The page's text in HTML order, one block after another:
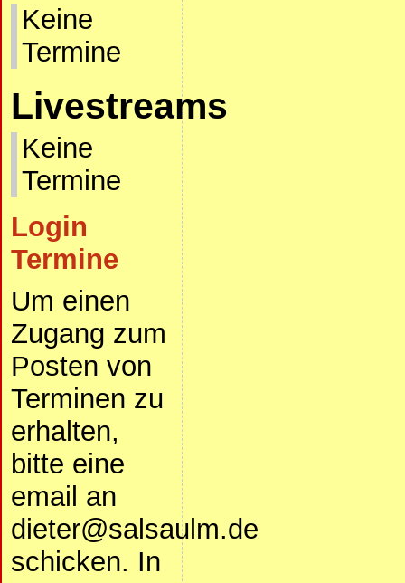
Keine
Termine
Livestreams
Keine
Termine
Login
Termine
Um einen
Zugang zum
Posten von
Terminen zu
erhalten,
bitte eine
email an
dieter@salsaulm.de
schicken. In